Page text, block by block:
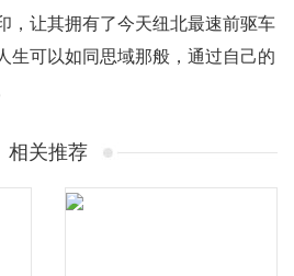
，让其拥有了今天纽北最速前驱车
生可以如同思域那般，通过自己的
相关推荐